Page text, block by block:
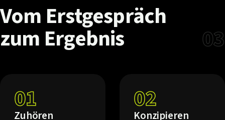
Vom Erstgespräch
zum Ergebnis
03
01
Zuhören
02
Konzipieren